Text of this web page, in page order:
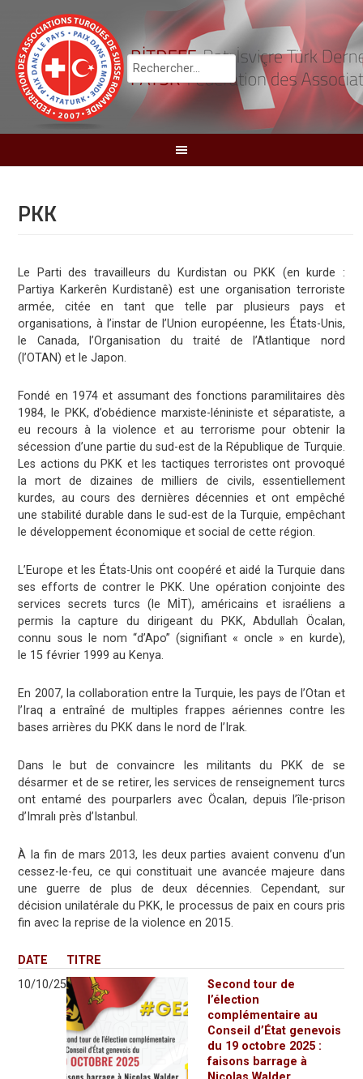
PKK
Le Parti des travailleurs du Kurdistan ou PKK (en kurde :
Partiya Karkerên Kurdistanê) est une organisation terroriste
armée, citée en tant que telle par plusieurs pays et
organisations, à l’instar de l’Union européenne, les États-Unis,
le Canada, l’Organisation du traité de l’Atlantique nord
(l’OTAN) et le Japon.
Fondé en 1974 et assumant des fonctions paramilitaires dès
1984, le PKK, d’obédience marxiste-léniniste et séparatiste, a
eu recours à la violence et au terrorisme pour obtenir la
sécession d’une partie du sud-est de la République de Turquie.
Les actions du PKK et les tactiques terroristes ont provoqué
la mort de dizaines de milliers de civils, essentiellement
kurdes, au cours des dernières décennies et ont empêché
une stabilité durable dans le sud-est de la Turquie, empêchant
le développement économique et social de cette région.
L’Europe et les États-Unis ont coopéré et aidé la Turquie dans
ses efforts de contrer le PKK. Une opération conjointe des
services secrets turcs (le MİT), américains et israéliens a
permis la capture du dirigeant du PKK, Abdullah Öcalan,
connu sous le nom “d’Apo” (signifiant « oncle » en kurde),
le 15 février 1999 au Kenya.
En 2007, la collaboration entre la Turquie, les pays de l’Otan et
l’Iraq a entraîné de multiples frappes aériennes contre les
bases arrières du PKK dans le nord de l’Irak.
Dans le but de convaincre les militants du PKK de se
désarmer et de se retirer, les services de renseignement turcs
ont entamé des pourparlers avec Öcalan, depuis l’île-prison
d’Imralı près d’Istanbul.
À la fin de mars 2013, les deux parties avaient convenu d’un
cessez-le-feu, ce qui constituait une avancée majeure dans
une guerre de plus de deux décennies. Cependant, sur
décision unilatérale du PKK, le processus de paix en cours pris
fin avec la reprise de la violence en 2015.
DATE
TITRE
10/10/25
Second tour de
l’élection
complémentaire au
Conseil d’État genevois
du 19 octobre 2025 :
faisons barrage à